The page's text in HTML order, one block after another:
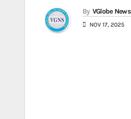
By VGlobe News
NOV 17, 2025